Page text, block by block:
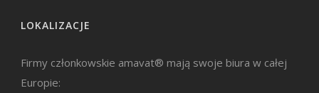
LOKALIZACJE
Firmy członkowskie amavat® mają swoje biura w całej
Europie: